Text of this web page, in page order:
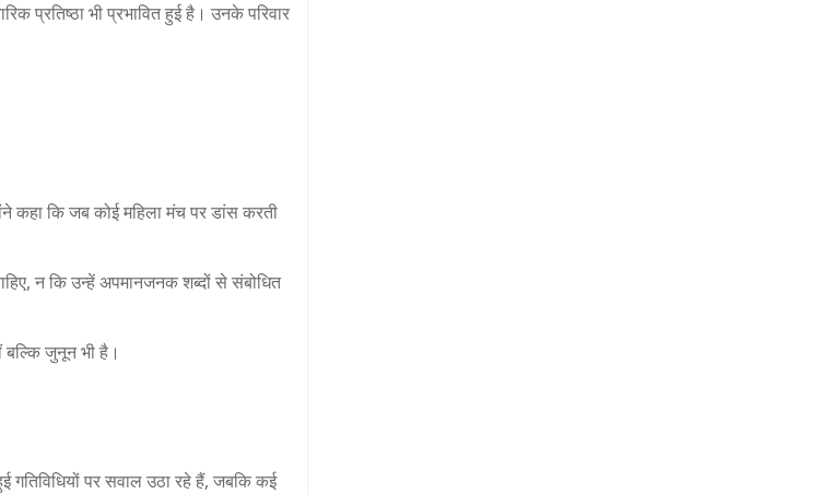
प्रतिष्ठा भी प्रभावित हुई है। उनके परिवार
कहा कि जब कोई महिला मंच पर डांस करती
न कि उन्हें अपमानजनक शब्दों से संबोधित
बल्कि जुनून भी है।
पर सवाल उठा रहे हैं, जबकि कई